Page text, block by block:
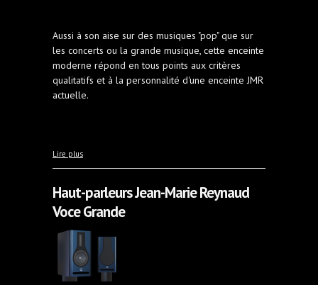
Aussi à son aise sur des musiques "pop" que sur
les concerts ou la grande musique, cette enceinte
moderne répond en tous points aux critères
qualitatifs et à la personnalité d'une enceinte JMR
actuelle.
Lire plus
Haut-parleurs Jean-Marie Reynaud
Voce Grande